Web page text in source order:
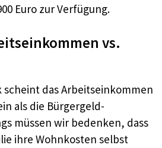
Euro zur Verfügung.
vs.
das Arbeitseinkommen
als die Bürgergeld-
müssen wir bedenken, dass
ihre Wohnkosten selbst